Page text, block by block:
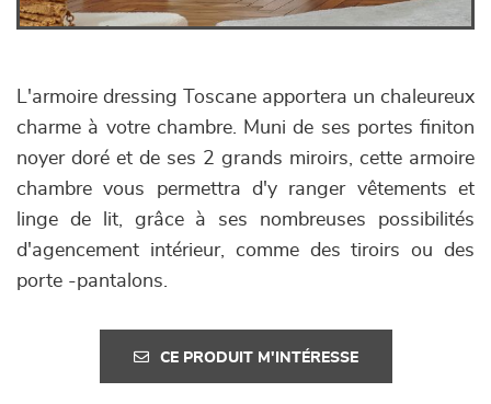
L'armoire dressing Toscane apportera un chaleureux
charme à votre chambre. Muni de ses portes finiton
noyer doré et de ses 2 grands miroirs, cette armoire
chambre vous permettra d'y ranger vêtements et
linge de lit, grâce à ses nombreuses possibilités
d'agencement intérieur, comme des tiroirs ou des
porte -pantalons.
CE PRODUIT M'INTÉRESSE